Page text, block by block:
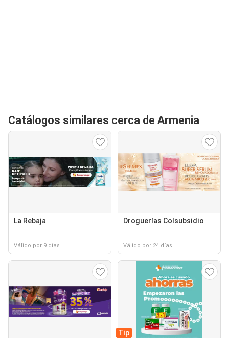
Catálogos similares cerca de Armenia
La Rebaja
Válido por 9 días
Droguerías Colsubsidio
Válido por 24 días
Tip